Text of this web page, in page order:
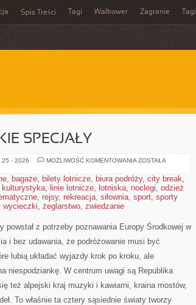
Spis Treści Tagi Walkower Zagranie Tagi
SPECJAŁY
25 - 2026 MOŻLIWOŚĆ KOMENTOWANIA KUCHNIA
SPECJAŁY
ZOSTAŁA
, bagaże, bilety lotnicze, biura podróży, city break,
kulturystyka, linie lotnicze, lotniska, noclegi, odzież
, rejsy, rekreacja, siłownia, sport, sporty
wycieczki, żeglarstwo, zwiedzanie
z potrzeby poznawania Europy Środkowej w
i bez udawania, że podróżowanie musi być
lubią układać wyjazdy krok po kroku, ale
niespodziankę. W centrum uwagi są Republika
też alpejski kraj muzyki i kawiarni, kraina mostów,
To właśnie ta cztery sąsiednie światy tworzy